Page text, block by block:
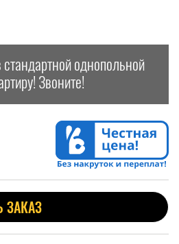
однопольной
Звоните!
ЗАКАЗ